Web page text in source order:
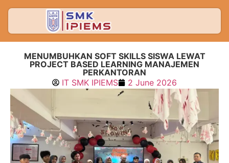
MENUMBUHKAN SOFT SKILLS SISWA LEWAT
PROJECT BASED LEARNING MANAJEMEN
PERKANTORAN
IT SMK IPIEMS
2 June 2026